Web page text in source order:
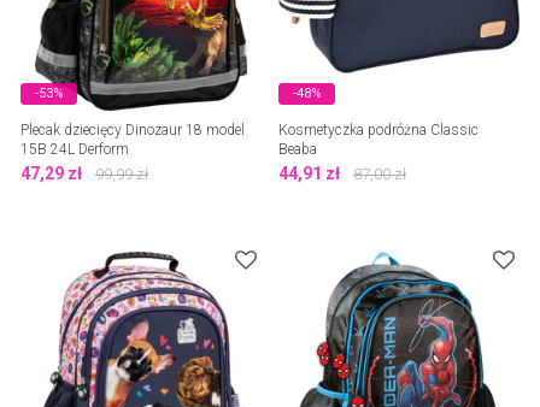
-53%
Plecak dziecięcy Dinozaur 18 model
15B 24L Derform
47,29 zł 99,99zł
-48%
Kosmetyczka podróżna Classic
Beaba
44,91 zł 87,00zł